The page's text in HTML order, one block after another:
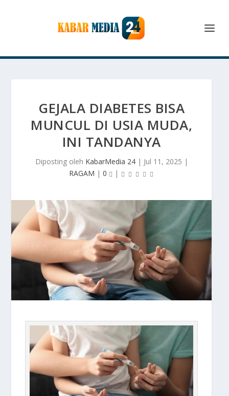
GEJALA DIABETES BISA
MUNCUL DI USIA MUDA,
INI TANDANYA
Diposting oleh KabarMedia 24| Jul 11, 2025 |
RAGAM | 0 |